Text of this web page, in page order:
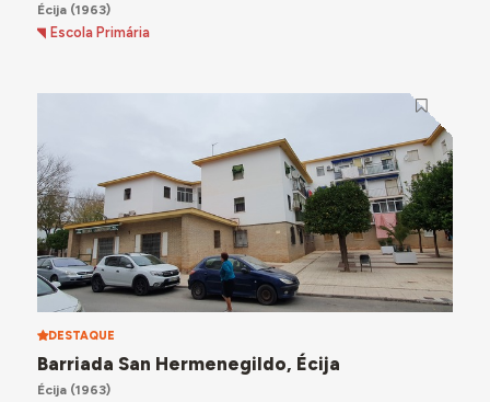
Écija(1963)
Escola Primária
DESTAQUE
Barriada San Hermenegildo, Écija
Écija(1963)